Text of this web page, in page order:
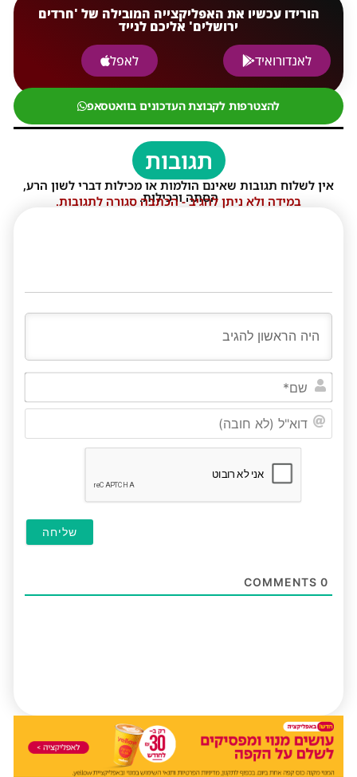
הורידו עכשיו את האפליקצייה המובילה של 'חרדים
ירושלים' אליכם לנייד
לאנדורואיד
לאפל
להצטרפות לקבוצת העדכונים בוואטסאפ
תגובות
אין לשלוח תגובות שאינם הולמות או מכילות דברי לשון הרע,
הסתה ורכילות.
במידה ולא ניתן להגיב - הכתבה סגורה לתגובות.
0